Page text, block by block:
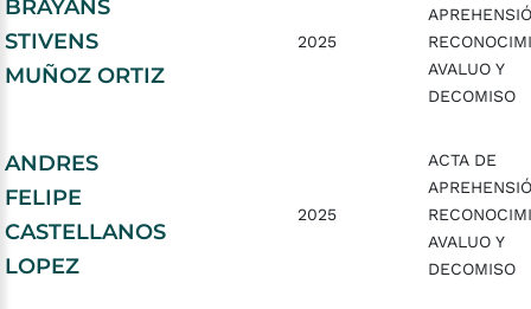
BRAYANS
STIVENS
MUÑOZ ORTIZ
2025
AVALUO Y
DECOMISO
ANDRES
FELIPE
CASTELLANOS
LOPEZ
2025
ACTA DE
AVALUO Y
DECOMISO